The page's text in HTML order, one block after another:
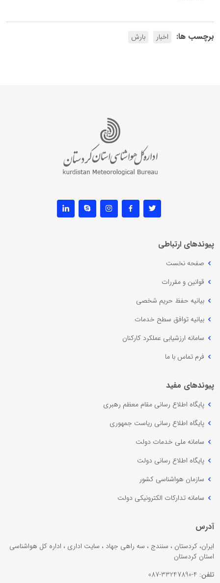
برچسب ها: اخبار بارش
پیوندهای ارتباطی
صفحه نخست
قوانین و مقررات
بیانیه حفظ حریم شخصی
بیانیه توافق سطح خدمات
سامانه ارزشیابی عملکرد کارکنان
فرم تماس با ما
پیوندهای مفید
پایگاه اطلاع رسانی مقام معظم رهبری
پایگاه اطلاع رسانی ریاست جمهوری
سامانه ملی خدمات دولت
پایگاه اطلاع رسانی دولت
سازمان هواشناسی کشور
سامانه تدارکات الکترونیکی دولت
آدرس
ایران، کردستان ، سنندج ، سه راهی جهاد ، سایت اداری ، اداره کل هواشناسی
استان کردستان
تلفن: